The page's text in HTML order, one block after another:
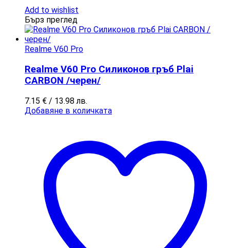
Add to wishlist
Бърз преглед
Realme V60 Pro
Realme V60 Pro Силиконов гръб Plai
CARBON /черен/
7.15 € / 13.98 лв.
Добавяне в количката